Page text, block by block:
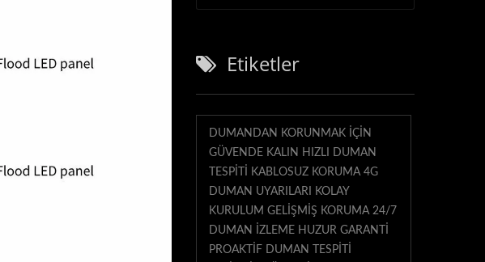
Etiketler
DUMANDAN KORUNMAK IÇIN
GÜVENDE KALIN HIZLI DUMAN
TESPITI KABLOSUZ KORUMA 4G
DUMAN UYARILARI KOLAY
KURULUM GELIŞMIŞ KORUMA 24/7
DUMAN IZLEME HUZUR GARANTI
PROAKTIF DUMAN TESPITI